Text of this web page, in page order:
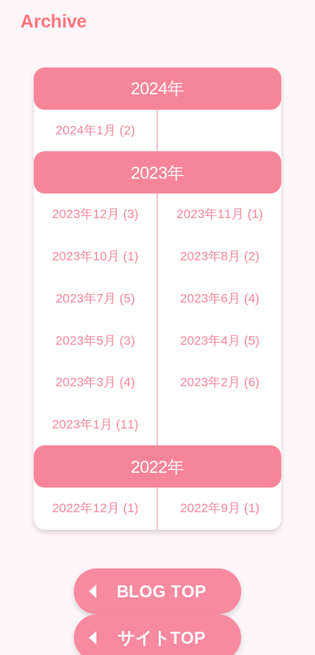
Archive
2024年
2024年1月 (2)
2023年
2023年12月 (3) 2023年11月 (1)
2023年10月 (1) 2023年8月 (2)
2023年7月 (5) 2023年6月 (4)
2023年5月 (3) 2023年4月 (5)
2023年3月 (4) 2023年2月 (6)
2023年1月 (11)
2022年
2022年12月 (1) 2022年9月 (1)
BLOG TOP
サイトTOP